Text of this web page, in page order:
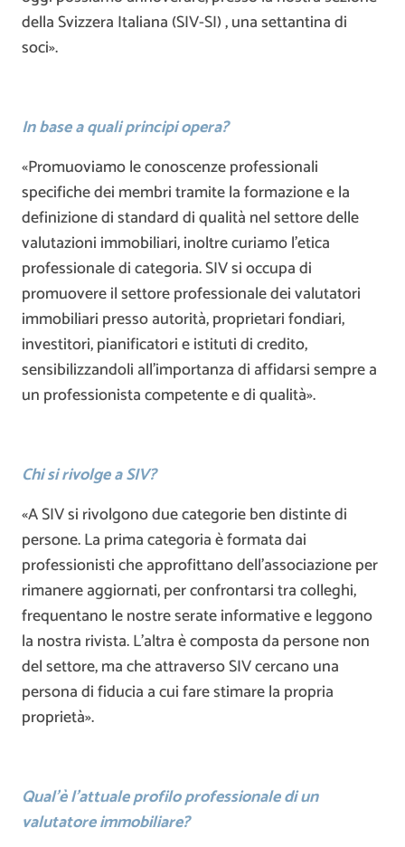
della Svizzera Italiana (SIV-SI) , una settantina di
soci».
In base a quali principi opera?
«Promuoviamo le conoscenze professionali
specifiche dei membri tramite la formazione e la
definizione di standard di qualità nel settore delle
valutazioni immobiliari, inoltre curiamo l’etica
professionale di categoria. SIV si occupa di
promuovere il settore professionale dei valutatori
immobiliari presso autorità, proprietari fondiari,
investitori, pianificatori e istituti di credito,
sensibilizzandoli all’importanza di affidarsi sempre a
un professionista competente e di qualità».
Chi si rivolge a SIV?
«A SIV si rivolgono due categorie ben distinte di
persone. La prima categoria è formata dai
professionisti che approfittano dell’associazione per
rimanere aggiornati, per confrontarsi tra colleghi,
frequentano le nostre serate informative e leggono
la nostra rivista. L’altra è composta da persone non
del settore, ma che attraverso SIV cercano una
persona di fiducia a cui fare stimare la propria
proprietà».
Qual’è l’attuale profilo professionale di un
valutatore immobiliare?